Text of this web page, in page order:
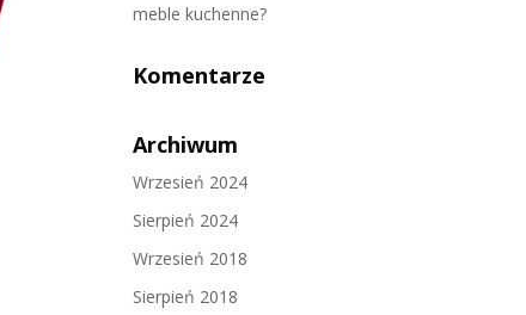
meble kuchenne?
Komentarze
Archiwum
Wrzesień 2024
Sierpień 2024
Wrzesień 2018
Sierpień 2018